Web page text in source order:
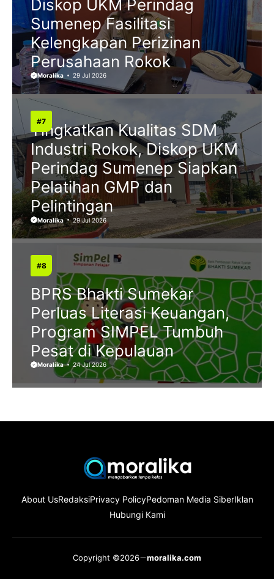
Diskop UKM Perindag
Sumenep Fasilitasi
Kelengkapan Perizinan
Perusahaan Rokok
Moralika 29 Jul 2026
Tingkatkan Kualitas SDM
Industri Rokok, Diskop UKM
Perindag Sumenep Siapkan
Pelatihan GMP dan
Pelintingan
Moralika 29 Jul 2026
BPRS Bhakti Sumekar
Perluas Literasi Keuangan,
Program SIMPEL Tumbuh
Pesat di Kepulauan
Moralika 24 Jul 2026
About UsRedaksiPrivacy PolicyPedoman Media SiberIklan
Hubungi Kami
Copyright ©2026 moralika.com